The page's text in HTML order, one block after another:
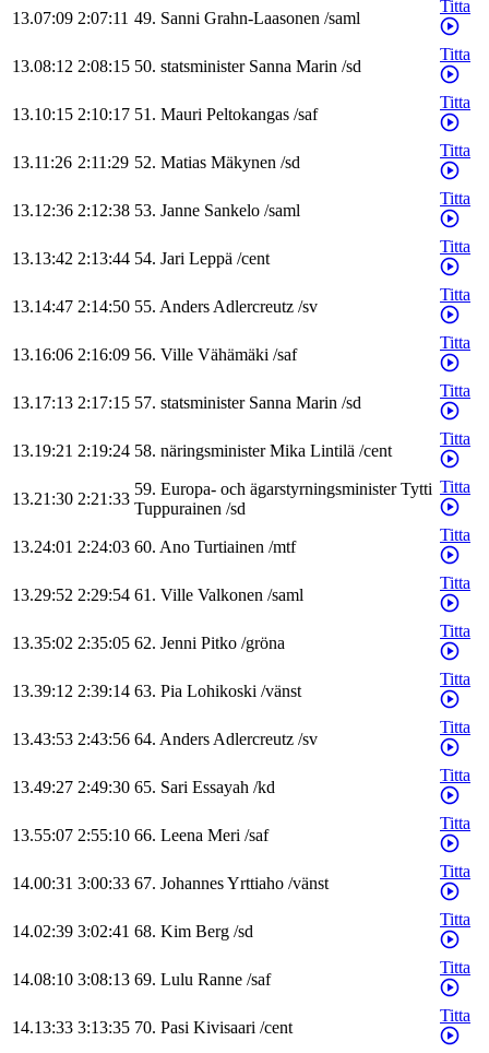
13.07:09 2:07:11 49. Sanni Grahn-Laasonen /saml
Titta
13.08:12 2:08:15 50. statsminister Sanna Marin /sd
Titta
13.10:15 2:10:17 51. Mauri Peltokangas /saf
Titta
13.11:26 2:11:29 52. Matias Mäkynen /sd
Titta
13.12:36 2:12:38 53. Janne Sankelo /saml
Titta
13.13:42 2:13:44 54. Jari Leppä /cent
Titta
13.14:47 2:14:50 55. AndersAdlercreutz /sv
Titta
13.16:06 2:16:09 56. Ville Vähämäki /saf
Titta
13.17:13 2:17:15 57. statsminister Sanna Marin /sd
Titta
13.19:21 2:19:24 58. näringsminister Mika Lintilä /cent
Titta
13.21:30 2:21:33
59. Europa- och ägarstyrningsminister Tytti
Tuppurainen /sd
Titta
13.24:01 2:24:03 60. Ano Turtiainen /mtf
Titta
13.29:52 2:29:54 61. Ville Valkonen /saml
Titta
13.35:02 2:35:05 62. Jenni Pitko /gröna
Titta
13.39:12 2:39:14 63. Pia Lohikoski /vänst
Titta
13.43:53 2:43:56 64. AndersAdlercreutz /sv
Titta
13.49:27 2:49:30 65. Sari Essayah /kd
Titta
13.55:07 2:55:10 66. Leena Meri /saf
Titta
14.00:31 3:00:33 67. JohannesYrttiaho /vänst
Titta
14.02:39 3:02:41 68. Kim Berg /sd
Titta
14.08:10 3:08:13 69. Lulu Ranne /saf
Titta
14.13:33 3:13:35 70. Pasi Kivisaari /cent
Titta